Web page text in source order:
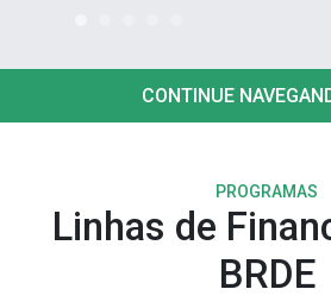
CONTINUE
PROGRAMAS
Linhas de
BRDE